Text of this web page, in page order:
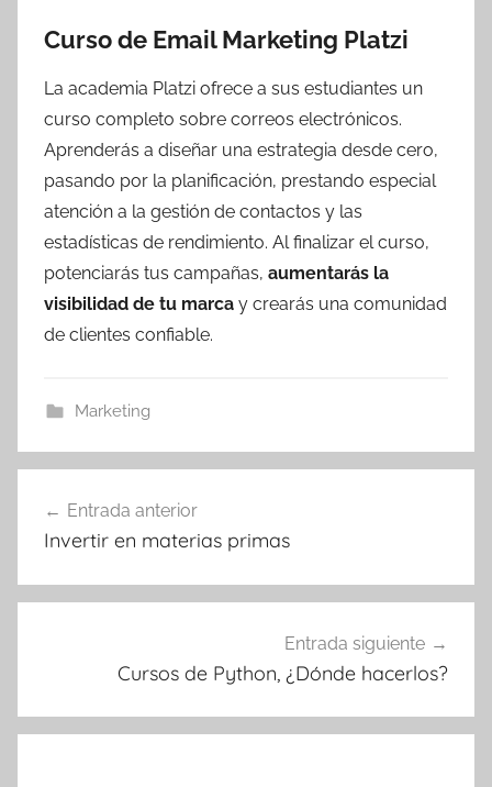
Curso de Email Marketing Platzi
La academia Platzi ofrece a sus estudiantes un
curso completo sobre correos electrónicos.
Aprenderás a diseñar una estrategia desde cero,
pasando por la planificación, prestando especial
atención a la gestión de contactos y las
estadísticas de rendimiento. Al finalizar el curso,
potenciarás tus campañas, aumentarás la
visibilidad de tu marca y crearás una comunidad
de clientes confiable.
Marketing
de
Entrada anterior
Invertir en materias primas
Entrada siguiente
Cursos de Python, ¿Dónde hacerlos?